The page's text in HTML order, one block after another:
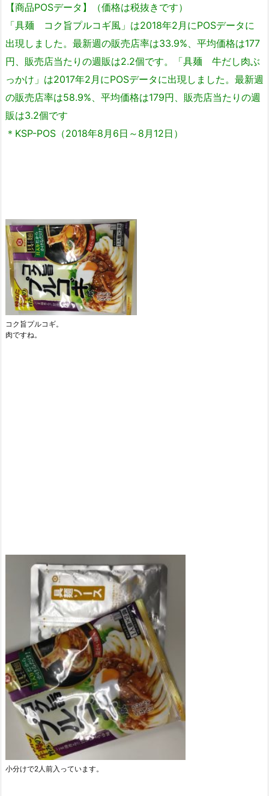
【商品POSデータ】（価格は税抜きです）
「具麺 コク旨プルコギ風」は2018年2月にPOSデータに
出現しました。最新週の販売店率は33.9%、平均価格は177
円、販売店当たりの週販は2.2個です。「具麺 牛だし肉ぶ
っかけ」は2017年2月にPOSデータに出現しました。最新週
の販売店率は58.9%、平均価格は179円、販売店当たりの週
販は3.2個です
＊KSP-POS（2018年8月6日～8月12日）
コク旨プルコギ。
肉ですね。
小分けで2人前入っています。